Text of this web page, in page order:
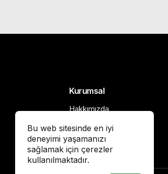
Bu web sitesinde en iyi
deneyimi yaşamanızı
sağlamak için çerezler
kullanılmaktadır.
Kurumsal
Hakkımızda
Künye
İletişim
Gizlilik politikası